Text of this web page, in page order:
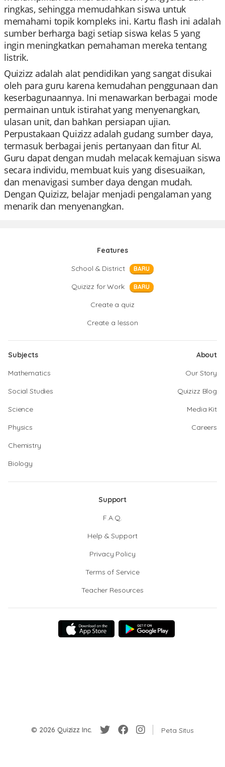
ringkas, sehingga memudahkan siswa untuk
memahami topik kompleks ini. Kartu flash ini adalah
sumber berharga bagi setiap siswa kelas 5 yang
ingin meningkatkan pemahaman mereka tentang
listrik.
Quizizz adalah alat pendidikan yang sangat disukai
oleh para guru karena kemudahan penggunaan dan
keserbagunaannya. Ini menawarkan berbagai mode
permainan untuk istirahat yang menyenangkan,
ulasan unit, dan bahkan persiapan ujian.
Perpustakaan Quizizz adalah gudang sumber daya,
termasuk berbagai jenis pertanyaan dan fitur AI.
Guru dapat dengan mudah melacak kemajuan siswa
secara individu, membuat kuis yang disesuaikan,
dan menavigasi sumber daya dengan mudah.
Dengan Quizizz, belajar menjadi pengalaman yang
menarik dan menyenangkan.
Features
School & District
BARU
Quizizz for Work BARU
Create a quiz
Create a lesson
Subjects
Mathematics
Social Studies
Science
Physics
Chemistry
Biology
About
Our Story
Quizizz Blog
Media Kit
Careers
Support
F.A.Q.
Help & Support
Privacy Policy
Terms of Service
Teacher Resources
© 2026 Quizizz Inc. Peta Situs